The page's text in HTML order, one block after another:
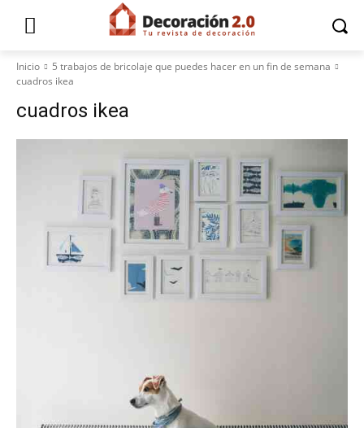
Inicio
5 trabajos de bricolaje que puedes hacer en un fin de semana
cuadros ikea
cuadros ikea